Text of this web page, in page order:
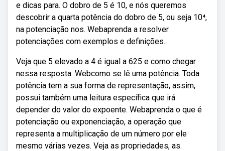
e dicas para. O dobro de 5 é 10, e nós queremos
descobrir a quarta potência do dobro de 5, ou seja 10⁴,
na potenciação nos. Webaprenda a resolver
potenciações com exemplos e definições.
Veja que 5 elevado a 4 é igual a 625 e como chegar
nessa resposta. Webcomo se lê uma potência. Toda
potência tem a sua forma de representação, assim,
possui também uma leitura específica que irá
depender do valor do expoente. Webaprenda o que é
potenciação ou exponenciação, a operação que
representa a multiplicação de um número por ele
mesmo várias vezes. Veja as propriedades, as.